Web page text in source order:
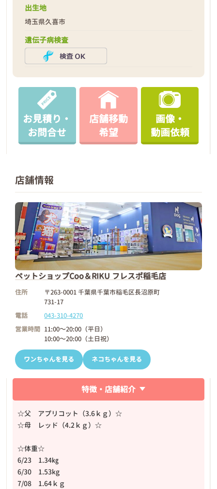
出生地
埼玉県久喜市
遺伝子病検査
お見積り・
お問合せ
店舗移動
希望
画像・
動画依頼
店舗情報
ペットショップCoo＆RIKU フレスポ稲毛店
住所
〒263-0001 千葉県千葉市稲毛区長沼原町
731-17
電話
043-310-4270
営業時間 11:00～20:00（平日）
10:00～20:00（土日祝）
ワンちゃんを見る ネコちゃんを見る
特徴・店舗紹介
☆父 アプリコット（3.6ｋｇ）☆
☆母 レッド（4.2ｋｇ）☆
☆体重☆
6/23 1.34㎏
6/30 1.53kg
7/08 1.64ｋｇ